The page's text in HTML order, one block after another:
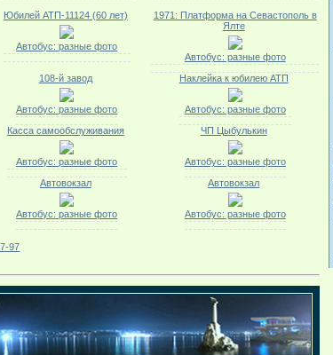
Юбилей АТП-11124 (60 лет)
Автобус: разные фото
1971: Платформа на Севастополь в
Ялте
Автобус: разные фото
108-й завод
Автобус: разные фото
Наклейка к юбилею АТП
Автобус: разные фото
Касса самообслуживания
Автобус: разные фото
ЧП Цыбулькин
Автобус: разные фото
Автовокзал
Автобус: разные фото
Автовокзал
Автобус: разные фото
97